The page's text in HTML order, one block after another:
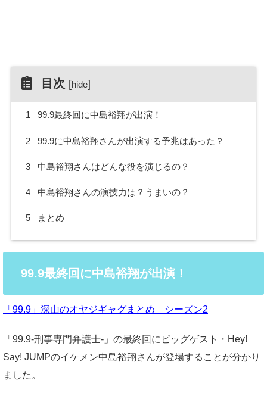
目次 [hide]
1 99.9最終回に中島裕翔が出演！
2 99.9に中島裕翔さんが出演する予兆はあった？
3 中島裕翔さんはどんな役を演じるの？
4 中島裕翔さんの演技力は？うまいの？
5 まとめ
99.9最終回に中島裕翔が出演！
「99.9」深山のオヤジギャグまとめ シーズン2
「99.9-刑事専門弁護士-」の最終回にビッグゲスト・Hey!
Say! JUMPのイケメン中島裕翔さんが登場することが分かり
ました。